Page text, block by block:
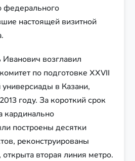
федерального
настоящей визитной
возглавил
по подготовке XXVII
в Казани,
году. За короткий срок
кардинально
построены десятки
реконструированы
открыта вторая линия метро.